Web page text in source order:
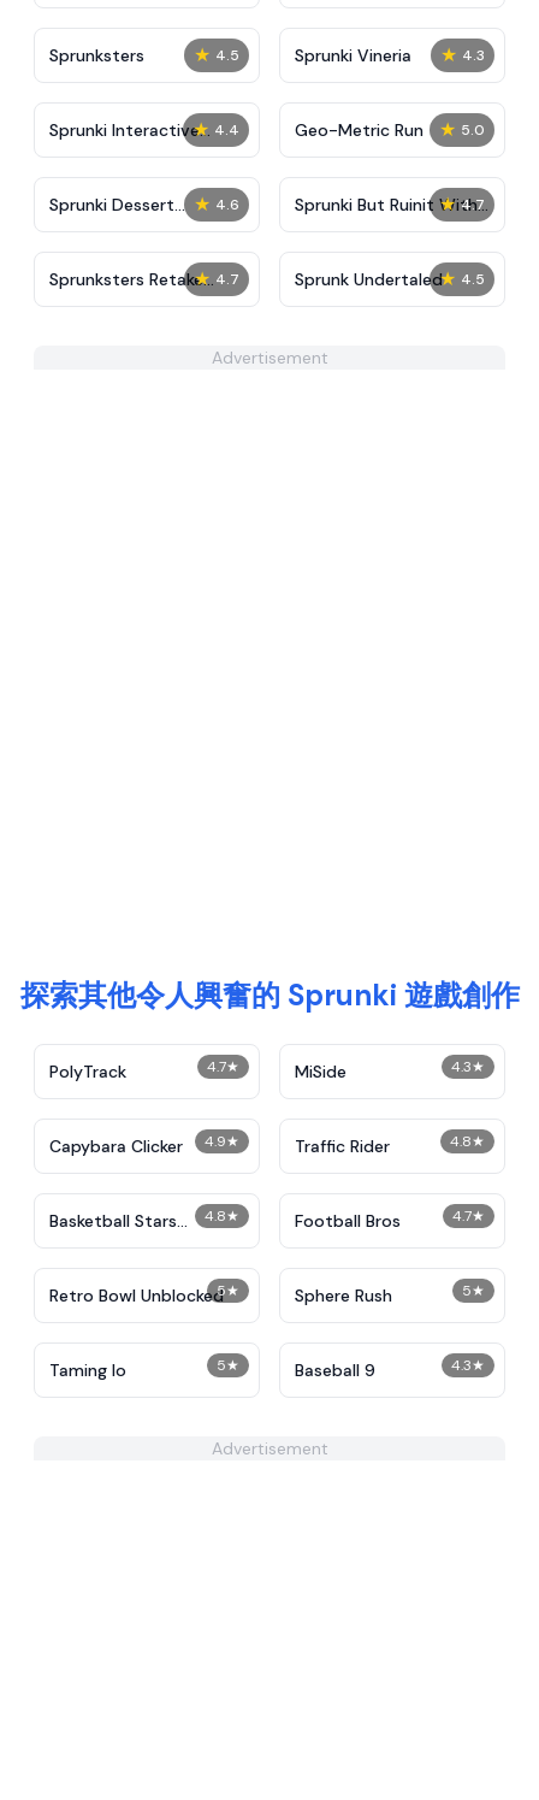
★ 4.5
Sprunksters ★ 4.3
Sprunki Vineria
★ 4.4
Sprunki Interactive
Tunner
★ 5.0
Geo-Metric Run
★ 4.6
Sprunki Dessert
Sweetnessc
★ 4.7
Sprunki But Ruinit With
Hands
★ 4.7
Sprunksters Retake
(Updated)
★ 4.5
Sprunk Undertaled
Advertisement
探索其他令人興奮的 Sprunki 遊戲創作
4.7★
PolyTrack 4.3★
MiSide
4.9★
Capybara Clicker 4.8★
Traffic Rider
4.8★
Basketball Stars
Unblocked
4.7★
Football Bros
5★
Retro Bowl Unblocked 5★
Sphere Rush
5★
Taming Io 4.3★
Baseball 9
Advertisement